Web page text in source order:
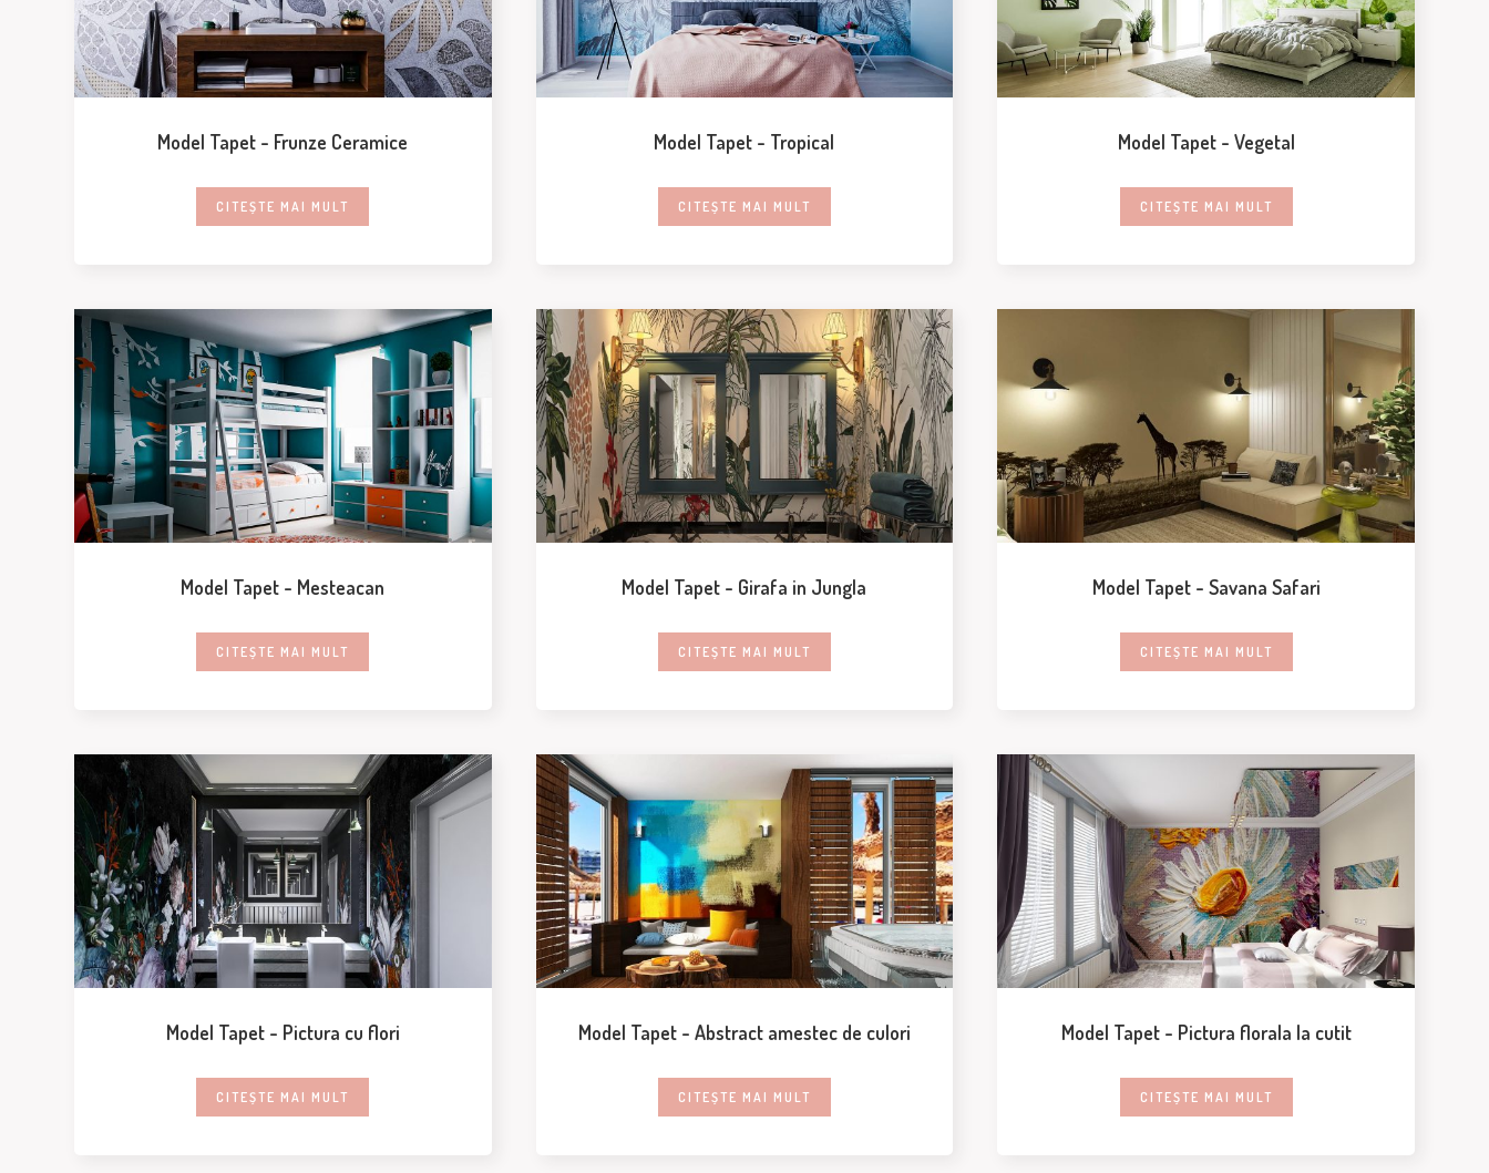
Model Tapet - Frunze Ceramice
CITEȘTE MAI MULT
Model Tapet - Tropical
CITEȘTE MAI MULT
Model Tapet - Vegetal
CITEȘTE MAI MULT
Model Tapet - Mesteacan
CITEȘTE MAI MULT
Model Tapet - Girafa in Jungla
CITEȘTE MAI MULT
Model Tapet - Savana Safari
CITEȘTE MAI MULT
Model Tapet - Pictura cu flori
CITEȘTE MAI MULT
Model Tapet - Abstract amestec de culori
CITEȘTE MAI MULT
Model Tapet - Pictura florala la cutit
CITEȘTE MAI MULT